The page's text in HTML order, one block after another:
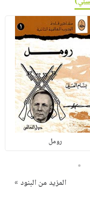
رومل
5
المزيد من البنود »